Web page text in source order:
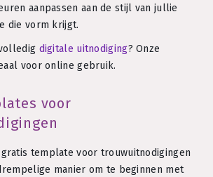
aanpassen aan de stijl van jullie
die vorm krijgt.
digitale uitnodiging? Onze
voor online gebruik.
voor
template voor trouwuitnodigingen
manier om te beginnen met